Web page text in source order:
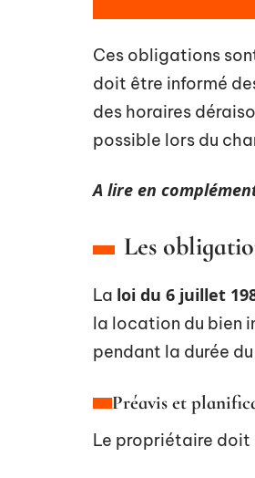
Ces obligations
doit être informé
des horaires
possible lors du
A lire en
Les
La loi du 6 juillet
la location du bien
pendant la durée
Préavis et
Le propriétaire doit